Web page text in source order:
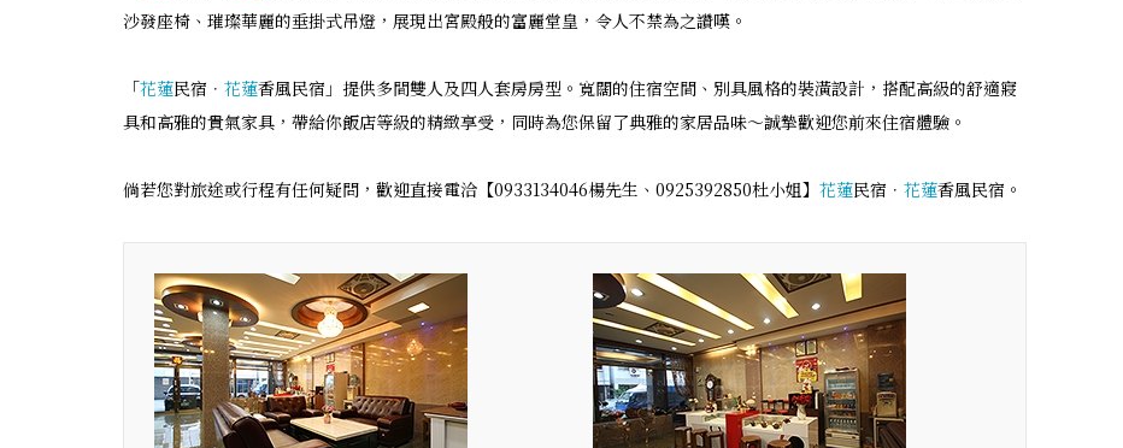
沙發座椅、璀璨華麗的垂掛式吊燈，展現出宮殿般的富麗堂皇，令人不禁為之讚嘆。
「花蓮民宿． 花蓮香風民宿」提供多間雙人及四人套房房型。寬闊的住宿空間、別具風格的裝潢設計，搭配高級的舒適寢
具和高雅的貴氣家具，帶給你飯店等級的精緻享受，同時為您保留了典雅的家居品味～誠摯歡迎您前來住宿體驗。
倘若您對旅途或行程有任何疑問，歡迎直接電洽【0933134046楊先生、0925392850杜小姐】 花蓮民宿． 花蓮香風民宿。